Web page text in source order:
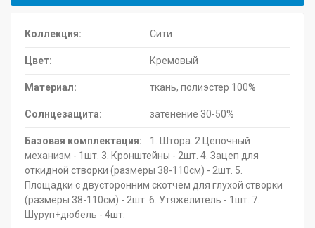
Коллекция: Сити
Цвет: Кремовый
Материал: ткань, полиэстер 100%
Солнцезащита: затенение 30-50%
Базовая комплектация:
1. Штора. 2.Цепочный
механизм - 1шт. 3. Кронштейны - 2шт. 4. Зацеп для
откидной створки (размеры 38-110см) - 2шт. 5.
Площадки с двусторонним скотчем для глухой створки
(размеры 38-110см) - 2шт. 6. Утяжелитель - 1шт. 7.
Шуруп+дюбель - 4шт.